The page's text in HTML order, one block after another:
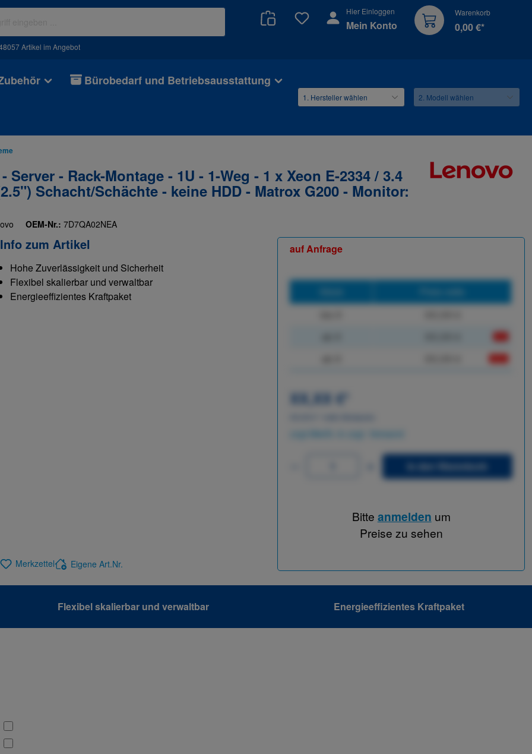
Artikel im Angebot
Du hast 0 Produkte auf dem Merkzettel
Hier Einloggen
Mein Konto
Warenkorb
0,00 €*
Bürobedarf und Betriebsausstattung
- Rack-Montage - 1U - 1-Weg - 1 x Xeon E-2334 / 3.4
Schacht/Schächte - keine HDD - Matrox G200 - Monitor:
OEM-Nr.: 7D7QA02NEA
Info zum Artikel
Hohe Zuverlässigkeit und Sicherheit
Flexibel skalierbar und verwaltbar
Energieeffizientes Kraftpaket
Merkzettel Eigene Art.Nr.
auf Anfrage
XX,XX €
In den Warenkorb
Bitte anmelden um
Preise zu sehen
Flexibel skalierbar und verwaltbar Energieeffizientes Kraftpaket